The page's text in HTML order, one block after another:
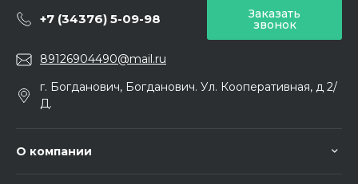
+7 (34376) 5-09-98 Заказать
звонок
89126904490@mail.ru
г. Богданович, Богданович. Ул. Кооперативная, д 2/
Д.
О компании